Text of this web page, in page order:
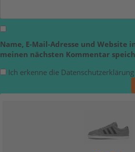
Name, E-Mail-Adresse und Website
meinen nächsten Kommentar
Ich erkenne die